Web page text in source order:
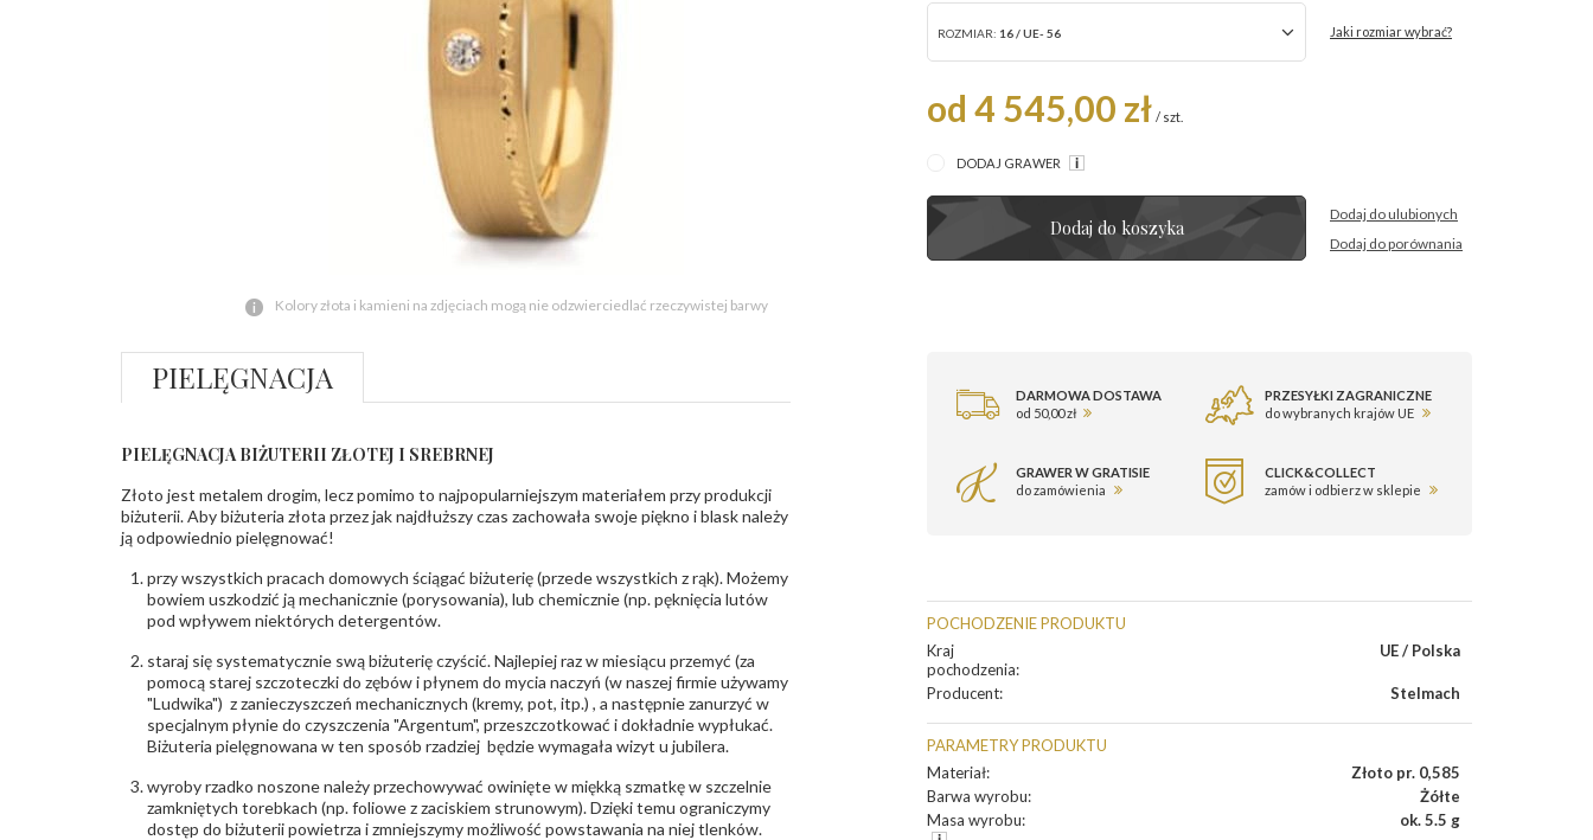
Kolory złota i kamieni na zdjęciach mogą nie odzwierciedlać rzeczywistej barwy
ROZMIAR: 16 / UE- 56 Jaki rozmiar wybrać?
od 4 545,00 zł / szt.
DODAJ GRAWER
Dodaj do koszyka
Dodaj do ulubionych
Dodaj do porównania
DARMOWA DOSTAWA
od 50,00 zł
PRZESYŁKI ZAGRANICZNE
do wybranych krajów UE
GRAWER W GRATISIE
do zamówienia
CLICK&COLLECT
zamów i odbierz w sklepie
POCHODZENIE PRODUKTU
Kraj
pochodzenia:
UE / Polska
Producent: Stelmach
PARAMETRY PRODUKTU
Materiał:
Złoto pr. 0,585
Barwa wyrobu:
Żółte
Masa wyrobu: ok. 5.5 g
PIELĘGNACJA
PIELĘGNACJA BIŻUTERII ZŁOTEJ I SREBRNEJ
Złoto jest metalem drogim, lecz pomimo to najpopularniejszym materiałem przy produkcji
biżuterii. Aby biżuteria złota przez jak najdłuższy czas zachowała swoje piękno i blask należy
ją odpowiednio pielęgnować!
przy wszystkich pracach domowych ściągać biżuterię (przede wszystkich z rąk). Możemy
bowiem uszkodzić ją mechanicznie (porysowania), lub chemicznie (np. pęknięcia lutów
pod wpływem niektórych detergentów.
staraj się systematycznie swą biżuterię czyścić. Najlepiej raz w miesiącu przemyć (za
pomocą starej szczoteczki do zębów i płynem do mycia naczyń (w naszej firmie używamy
"Ludwika") z zanieczyszczeń mechanicznych (kremy, pot, itp.) , a następnie zanurzyć w
specjalnym płynie do czyszczenia "Argentum", przeszczotkować i dokładnie wypłukać.
Biżuteria pielęgnowana w ten sposób rzadziej będzie wymagała wizyt u jubilera.
wyroby rzadko noszone należy przechowywać owinięte w miękką szmatkę w szczelnie
zamkniętych torebkach (np. foliowe z zaciskiem strunowym). Dzięki temu ograniczymy
dostęp do biżuterii powietrza i zmniejszymy możliwość powstawania na niej tlenków.